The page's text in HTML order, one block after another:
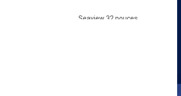
Seaview 32 pouces